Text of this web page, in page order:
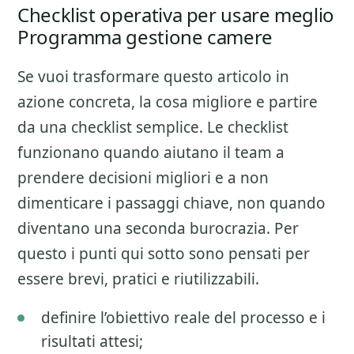
Checklist operativa per usare meglio
Programma gestione camere
Se vuoi trasformare questo articolo in
azione concreta, la cosa migliore e partire
da una checklist semplice. Le checklist
funzionano quando aiutano il team a
prendere decisioni migliori e a non
dimenticare i passaggi chiave, non quando
diventano una seconda burocrazia. Per
questo i punti qui sotto sono pensati per
essere brevi, pratici e riutilizzabili.
definire l’obiettivo reale del processo e i
risultati attesi;